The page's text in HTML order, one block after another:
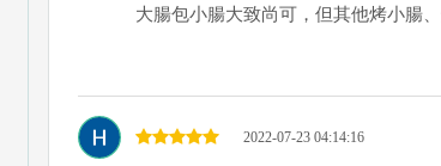
大腸包小腸大致尚可，但其他烤小腸
2022-07-23 04:14:16